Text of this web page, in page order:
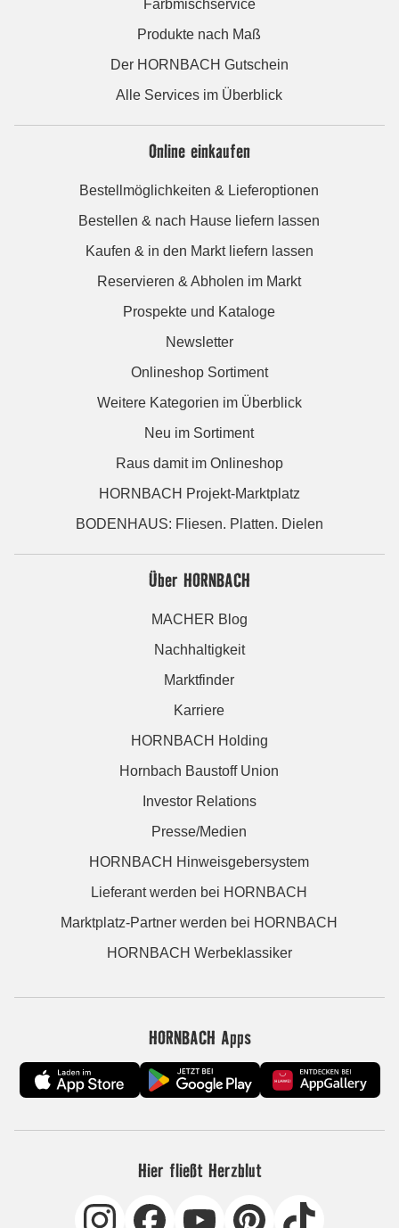
Farbmischservice
Produkte nach Maß
Der HORNBACH Gutschein
Alle Services im Überblick
Online einkaufen
Bestellmöglichkeiten & Lieferoptionen
Bestellen & nach Hause liefern lassen
Kaufen & in den Markt liefern lassen
Reservieren & Abholen im Markt
Prospekte und Kataloge
Newsletter
Onlineshop Sortiment
Weitere Kategorien im Überblick
Neu im Sortiment
Raus damit im Onlineshop
HORNBACH Projekt-Marktplatz
BODENHAUS: Fliesen. Platten. Dielen
Über HORNBACH
MACHER Blog
Nachhaltigkeit
Marktfinder
Karriere
HORNBACH Holding
Hornbach Baustoff Union
Investor Relations
Presse/Medien
HORNBACH Hinweisgebersystem
Lieferant werden bei HORNBACH
Marktplatz-Partner werden bei HORNBACH
HORNBACH Werbeklassiker
HORNBACH Apps
Hier fließt Herzblut